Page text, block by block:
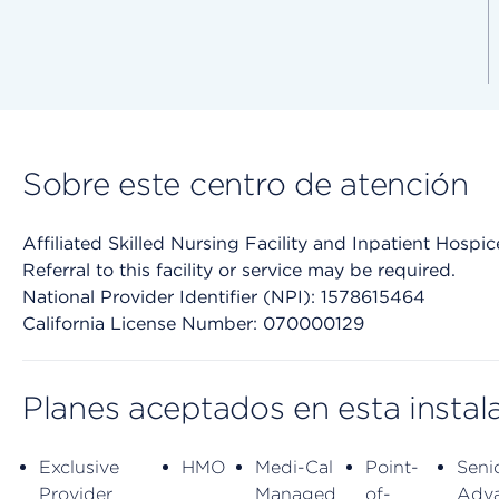
Sobre este centro de atención
Affiliated Skilled Nursing Facility and Inpatient
Referral to this facility or service may be required.
National Provider Identifier (NPI): 1578615464
California License Number: 070000129
Planes aceptados en esta
Exclusive
Provider
HMO
Medi-Cal
Managed
Point-
of-